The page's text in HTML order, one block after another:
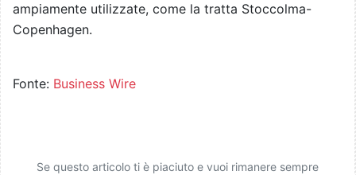
ampiamente utilizzate, come la tratta Stoccolma-
Copenhagen.
Fonte: Business Wire
Se questo articolo ti è piaciuto e vuoi rimanere sempre